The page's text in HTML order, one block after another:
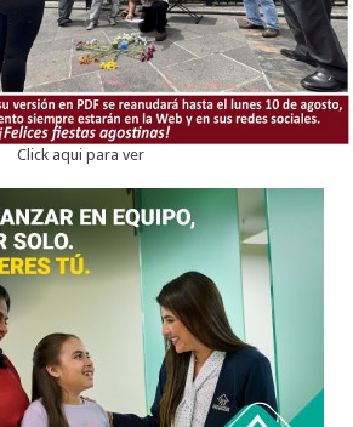
Click aqui para ver